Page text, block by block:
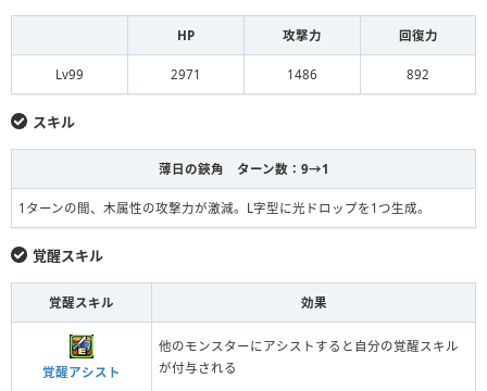
HP 攻撃力 回復力
Lv99 2971 1486 892
スキル
薄日の鋏角 ターン数：9→1
1ターンの間、木属性の攻撃力が激減。L字型に光ドロップを1つ生成。
覚醒スキル
覚醒スキル 効果
覚醒アシスト
他のモンスターにアシストすると自分の覚醒スキル
が付与される